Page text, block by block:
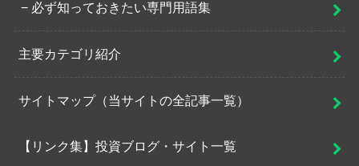
必ず知っておきたい専門用語集
主要カテゴリ紹介
サイトマップ（当サイトの全記事一覧）
【リンク集】投資ブログ・サイト一覧